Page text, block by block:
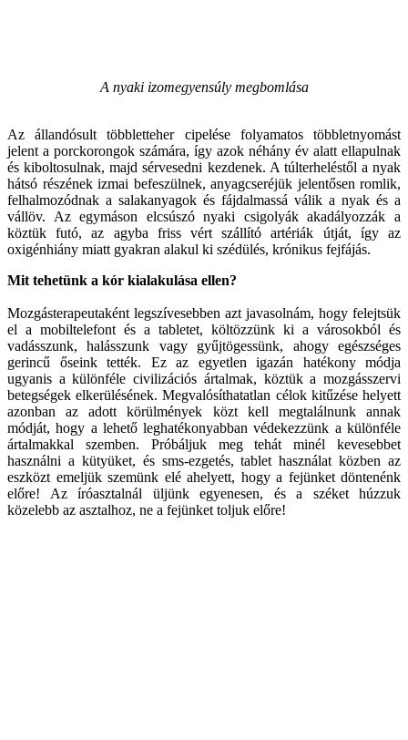
A nyaki izomegyensúly megbomlása
Az állandósult többletteher cipelése folyamatos többletnyomást
jelent a porckorongok számára, így azok néhány év alatt ellapulnak
és kiboltosulnak, majd sérvesedni kezdenek. A túlterheléstől a nyak
hátsó részének izmai befeszülnek, anyagcseréjük jelentősen romlik,
felhalmozódnak a salakanyagok és fájdalmassá válik a nyak és a
vállöv. Az egymáson elcsúszó nyaki csigolyák akadályozzák a
köztük futó, az agyba friss vért szállító artériák útját, így az
oxigénhiány miatt gyakran alakul ki szédülés, krónikus fejfájás.
Mit tehetünk a kór kialakulása ellen?
Mozgásterapeutaként legszívesebben azt javasolnám, hogy felejtsük
el a mobiltelefont és a tabletet, költözzünk ki a városokból és
vadásszunk, halásszunk vagy gyűjtögessünk, ahogy egészséges
gerincű őseink tették. Ez az egyetlen igazán hatékony módja
ugyanis a különféle civilizációs ártalmak, köztük a mozgásszervi
betegségek elkerülésének. Megvalósíthatatlan célok kitűzése helyett
azonban az adott körülmények közt kell megtalálnunk annak
módját, hogy a lehető leghatékonyabban védekezzünk a különféle
ártalmakkal szemben. Próbáljuk meg tehát minél kevesebbet
használni a kütyüket, és sms-ezgetés, tablet használat közben az
eszközt emeljük szemünk elé ahelyett, hogy a fejünket döntenénk
előre! Az íróasztalnál üljünk egyenesen, és a széket húzzuk
közelebb az asztalhoz, ne a fejünket toljuk előre!